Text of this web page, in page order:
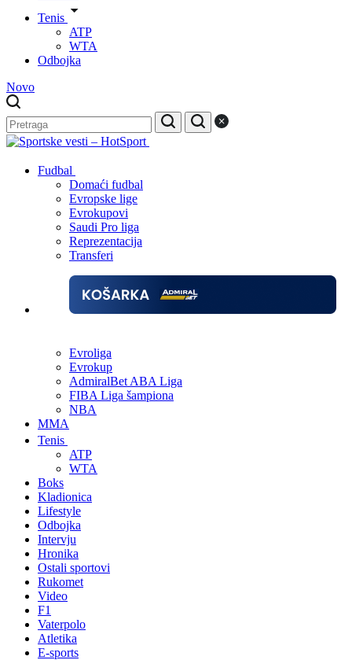
Tenis
ATP
WTA
Odbojka
Novo
Fudbal
Domaći fudbal
Evropske lige
Evrokupovi
Saudi Pro liga
Reprezentacija
Transferi
Evroliga
Evrokup
AdmiralBet ABA Liga
FIBA Liga šampiona
NBA
MMA
Tenis
ATP
WTA
Boks
Kladionica
Lifestyle
Odbojka
Intervju
Hronika
Ostali sportovi
Rukomet
Video
F1
Vaterpolo
Atletika
E-sports